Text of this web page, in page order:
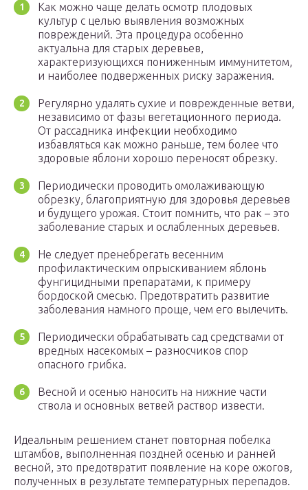
Как можно чаще делать осмотр плодовых
культур с целью выявления возможных
повреждений. Эта процедура особенно
актуальна для старых деревьев,
характеризующихся пониженным иммунитетом,
и наиболее подверженных риску заражения.
Регулярно удалять сухие и поврежденные ветви,
независимо от фазы вегетационного периода.
От рассадника инфекции необходимо
избавляться как можно раньше, тем более что
здоровые яблони хорошо переносят обрезку.
Периодически проводить омолаживающую
обрезку, благоприятную для здоровья деревьев
и будущего урожая. Стоит помнить, что рак – это
заболевание старых и ослабленных деревьев.
Не следует пренебрегать весенним
профилактическим опрыскиванием яблонь
фунгицидными препаратами, к примеру
бордоской смесью. Предотвратить развитие
заболевания намного проще, чем его вылечить.
Периодически обрабатывать сад средствами от
вредных насекомых – разносчиков спор
опасного грибка.
Весной и осенью наносить на нижние части
ствола и основных ветвей раствор извести.
Идеальным решением станет повторная побелка
штамбов, выполненная поздней осенью и ранней
весной, это предотвратит появление на коре ожогов,
полученных в результате температурных перепадов.